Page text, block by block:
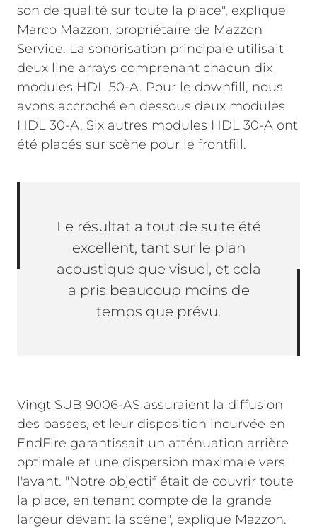
son de qualité sur toute la place", explique
Marco Mazzon, propriétaire de Mazzon
Service. La sonorisation principale utilisait
deux line arrays comprenant chacun dix
modules HDL 50-A. Pour le downfill, nous
avons accroché en dessous deux modules
HDL 30-A. Six autres modules HDL 30-A ont
été placés sur scène pour le frontfill.
Le résultat a tout de suite été
excellent, tant sur le plan
acoustique que visuel, et cela
a pris beaucoup moins de
temps que prévu.
Vingt SUB 9006-AS assuraient la diffusion
des basses, et leur disposition incurvée en
EndFire garantissait un atténuation arrière
optimale et une dispersion maximale vers
l'avant. "Notre objectif était de couvrir toute
la place, en tenant compte de la grande
largeur devant la scène", explique Mazzon.